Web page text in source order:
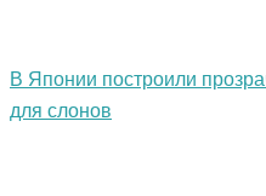
В Японии построили
для слонов